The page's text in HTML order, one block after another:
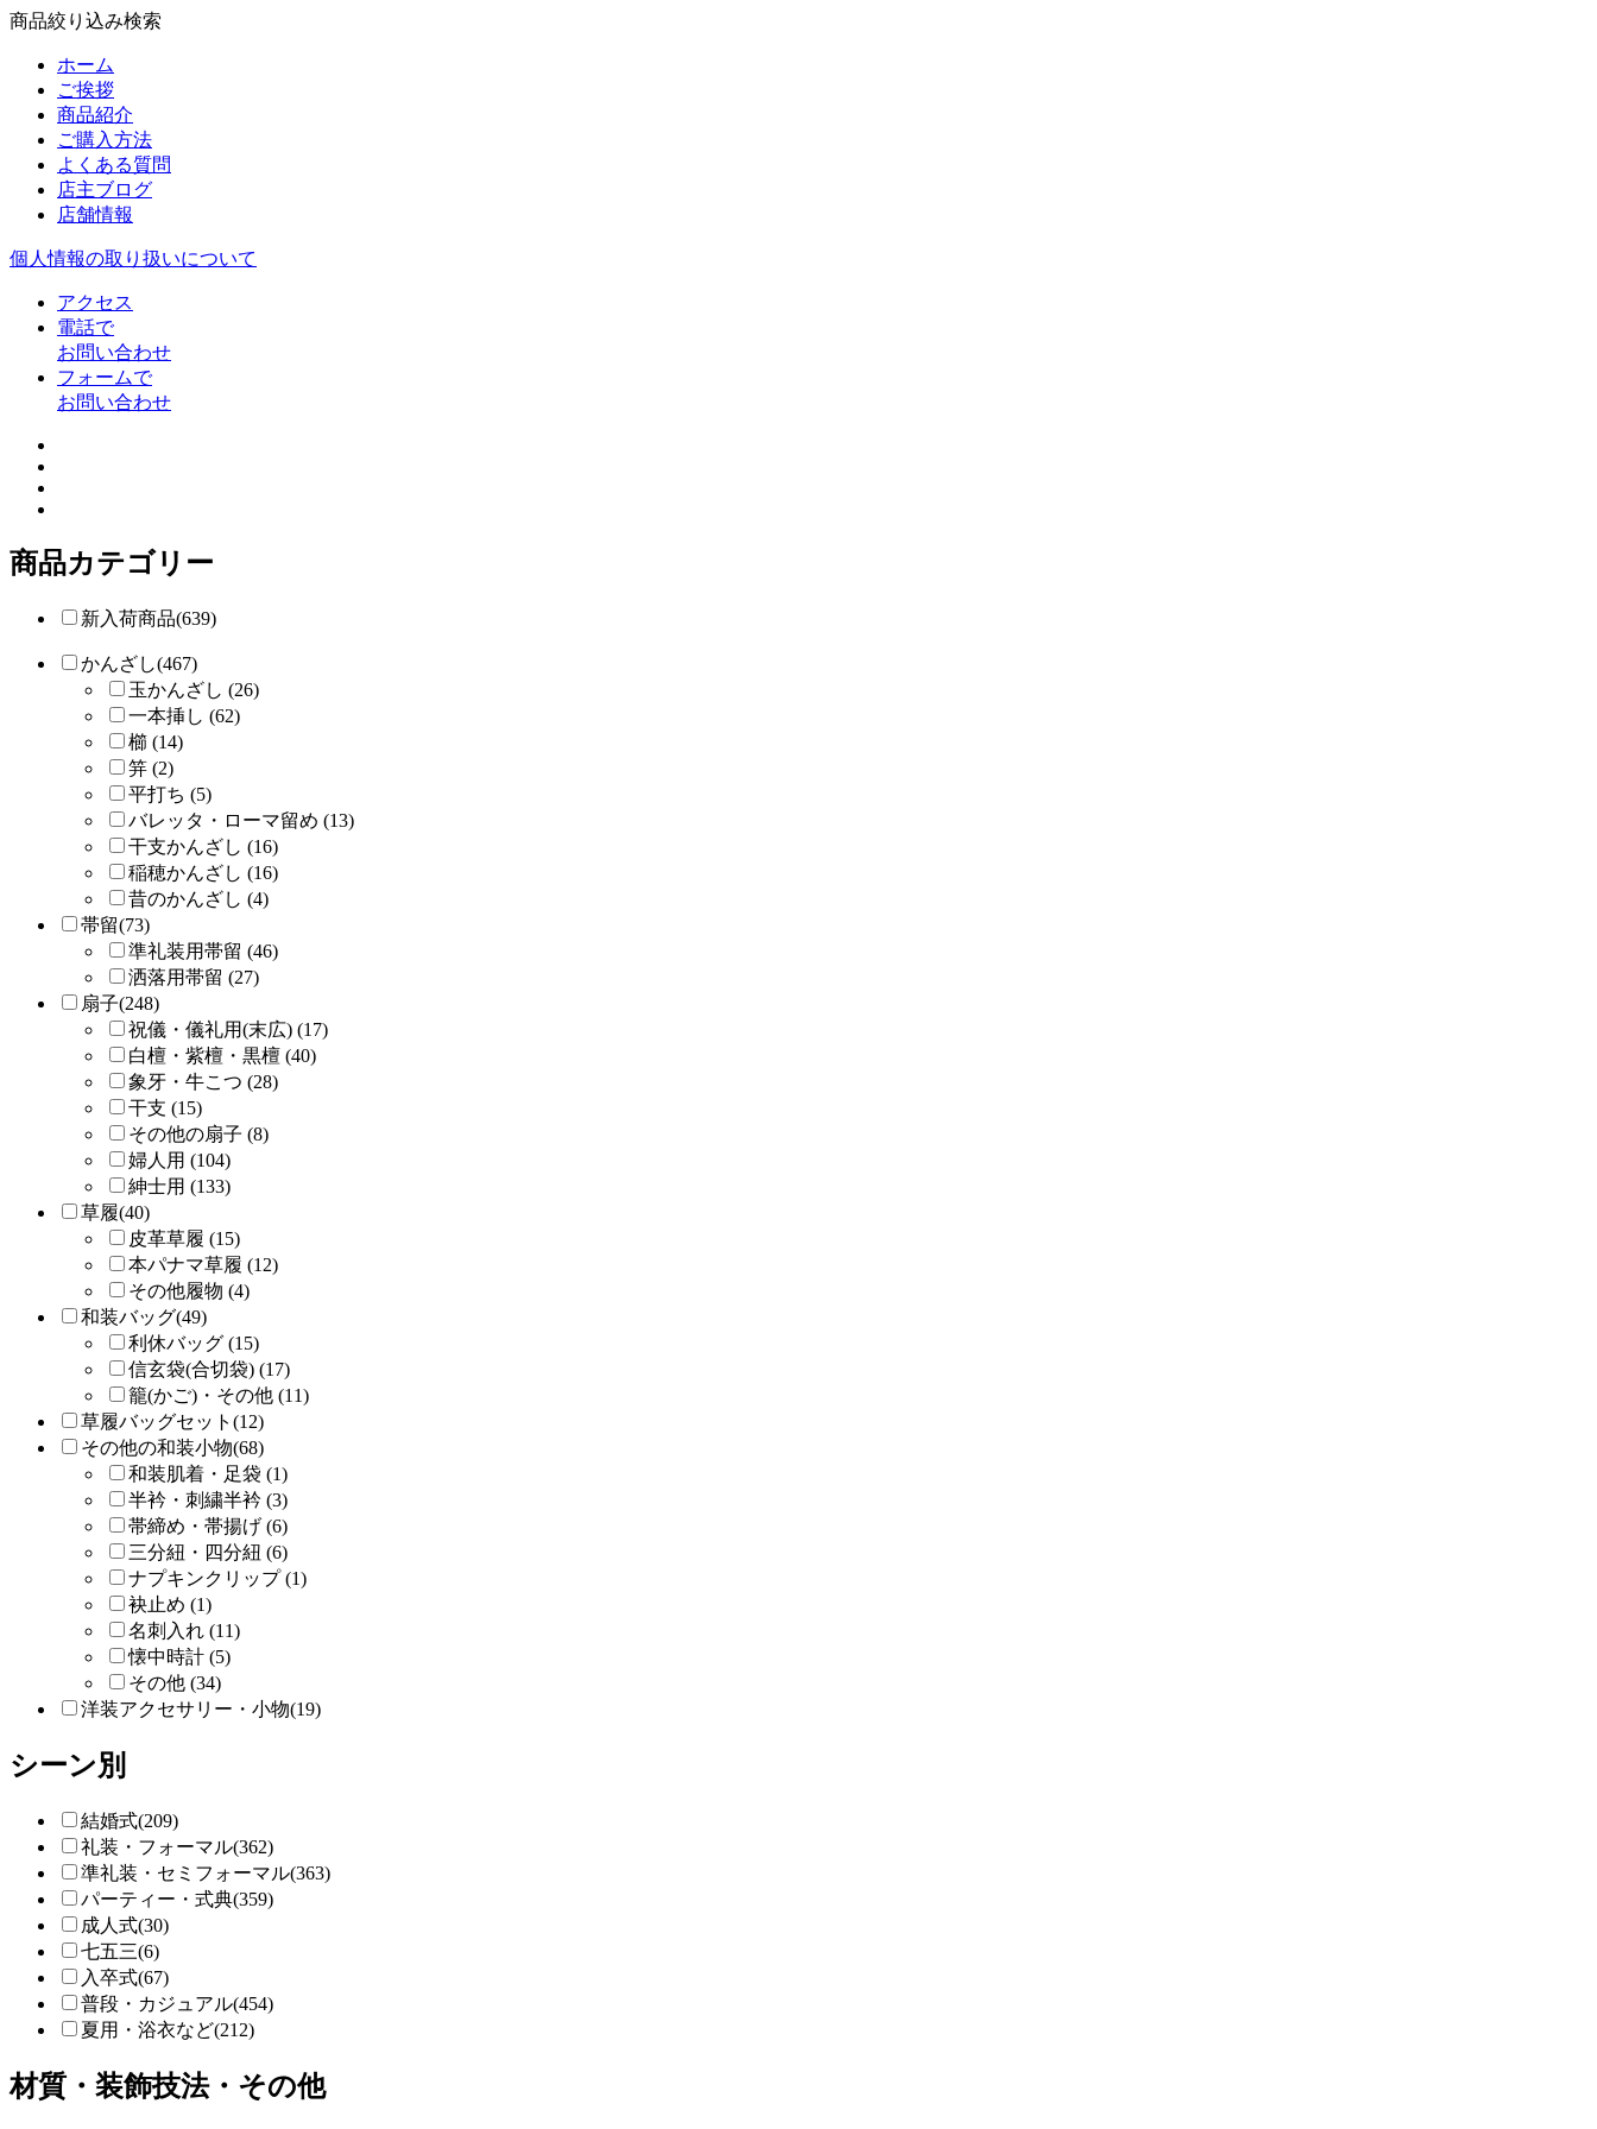
商品絞り込み検索
ホーム
ご挨拶
商品紹介
ご購入方法
よくある質問
店主ブログ
店舗情報
個人情報の取り扱いについて
アクセス
電話で
お問い合わせ
フォームで
お問い合わせ
商品カテゴリー
新入荷商品(639)
かんざし(467)
玉かんざし (26)
一本挿し (62)
櫛 (14)
笄 (2)
平打ち (5)
バレッタ・ローマ留め (13)
干支かんざし (16)
稲穂かんざし (16)
昔のかんざし (4)
帯留(73)
準礼装用帯留 (46)
洒落用帯留 (27)
扇子(248)
祝儀・儀礼用(末広) (17)
白檀・紫檀・黒檀 (40)
象牙・牛こつ (28)
干支 (15)
その他の扇子 (8)
婦人用 (104)
紳士用 (133)
草履(40)
皮革草履 (15)
本パナマ草履 (12)
その他履物 (4)
和装バッグ(49)
利休バッグ (15)
信玄袋(合切袋) (17)
籠(かご)・その他 (11)
草履バッグセット(12)
その他の和装小物(68)
和装肌着・足袋 (1)
半衿・刺繍半衿 (3)
帯締め・帯揚げ (6)
三分紐・四分紐 (6)
ナプキンクリップ (1)
袂止め (1)
名刺入れ (11)
懐中時計 (5)
その他 (34)
洋装アクセサリー・小物(19)
シーン別
結婚式(209)
礼装・フォーマル(362)
準礼装・セミフォーマル(363)
パーティー・式典(359)
成人式(30)
七五三(6)
入卒式(67)
普段・カジュアル(454)
夏用・浴衣など(212)
材質・装飾技法・その他